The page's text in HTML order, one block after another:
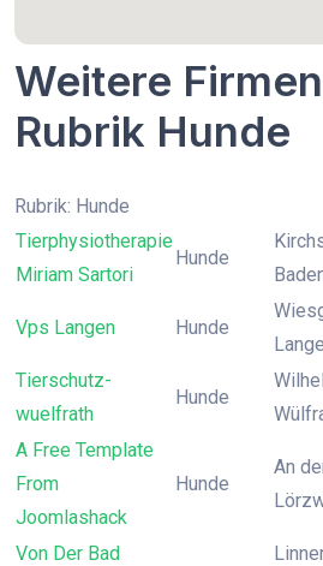
Weitere
Rubrik Hunde
Rubrik: Hunde
Tierphysiotherapie
Miriam Sartori
Hunde
Vps Langen Hunde
Tierschutz-
wuelfrath
Hunde
A Free Template
From
Joomlashack
Hunde
An
Von Der Bad